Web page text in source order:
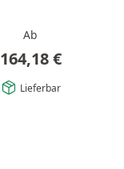
Ab
164,18 €
Lieferbar